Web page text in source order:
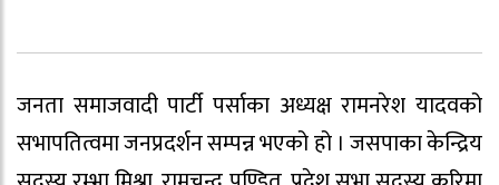
जनता समाजवादी पार्टी पर्साका अध्यक्ष रामनरेश यादवको
सभापतित्वमा जनप्रदर्शन सम्पन्न भएको हो । जसपाका केन्द्रिय